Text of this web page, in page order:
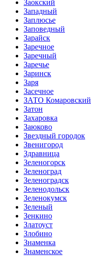
Заокский
Западный
Заплюсье
Заповедный
Зарайск
Заречное
Заречный
Заречье
Заринск
Заря
Засечное
ЗАТО Комаровский
Затон
Захаровка
Заюково
Звездный городок
Звенигород
Здравница
Зеленогорск
Зеленоград
Зеленоградск
Зеленодольск
Зеленокумск
Зеленый
Зенкино
Златоуст
Злобино
Знаменка
Знаменское